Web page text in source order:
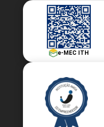
e-MEC ITH